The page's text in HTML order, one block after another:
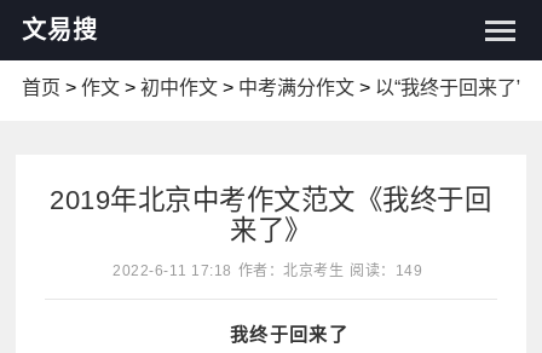
文易搜
首页 > 作文> 初中作文> 中考满分作文> 以“我终于回来了”
2019年北京中考作文范文《我终于回
来了》
2022-6-11 17:18 作者：北京考生 阅读：149
我终于回来了